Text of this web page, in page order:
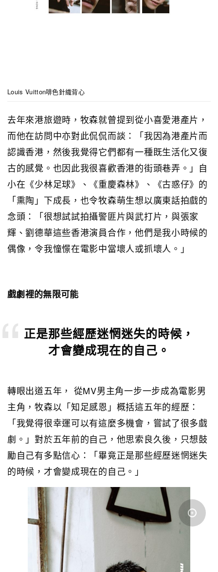
Louis Vuitton啡色針織背心
去年來港旅遊時，牧森就曾提到從小喜愛港產片，
而他在訪問中亦對此侃侃而談：「我因為港產片而
認識香港，然後我覺得它們都有一種既生活化又復
古的感覺。也因此我很喜歡香港的街頭巷弄。」自
小在《少林足球》、《重慶森林》、《古惑仔》的
「熏陶」下成長，也令牧森萌生想以廣東話拍戲的
念頭：「很想試試拍攝警匪片與武打片，與張家
輝、劉德華這些香港演員合作，他們是我小時候的
偶像，令我憧憬在電影中當壞人或抓壞人。」
戲劇裡的無限可能
正是那些經歷迷惘迷失的時候，
才會變成現在的自己。
轉眼出道五年， 從MV男主角一步一步成為電影男
主角，牧森以「知足感恩」概括這五年的經歷：
「我覺得很幸運可以有這麼多機會，嘗試了很多戲
劇。」對於五年前的自己，他思索良久後，只想鼓
勵自己有多點信心：「畢竟正是那些經歷迷惘迷失
的時候，才會變成現在的自己。」